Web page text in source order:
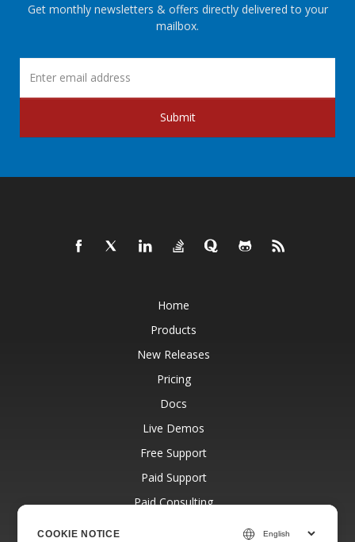
Get monthly newsletters & offers directly delivered to your
mailbox.
Submit
Home
Products
New Releases
Pricing
Docs
Live Demos
Free Support
Paid Support
Paid Consulting
COOKIE NOTICE